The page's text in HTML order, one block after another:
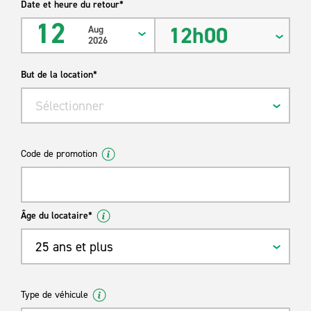
Date et heure du retour*
12
Aug
2026
12h00
But de la location*
Sélectionner
Code de promotion
Âge du locataire*
25 ans et plus
Type de véhicule